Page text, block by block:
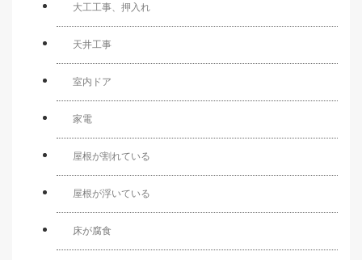
大工工事、押入れ
天井工事
室内ドア
家電
屋根が割れている
屋根が浮いている
床が腐食